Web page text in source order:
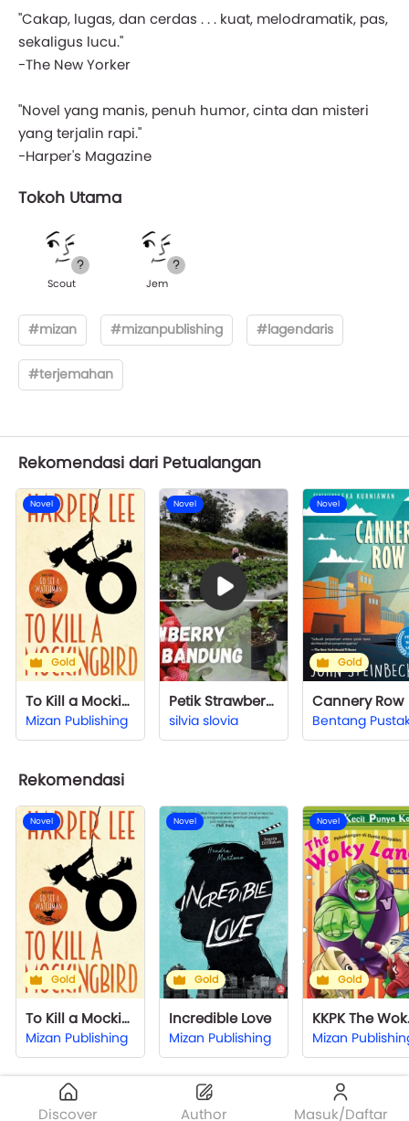
Discover Author Masuk/Daftar
"Cakap, lugas, dan cerdas . . . kuat, melodramatik, pas,
sekaligus lucu."
-The New Yorker
"Novel yang manis, penuh humor, cinta dan misteri
yang terjalin rapi."
-Harper's Magazine
Tokoh Utama
Scout Jem
#mizan #mizanpublishing #lagendaris
#terjemahan
Rekomendasi dari Petualangan
Novel
Gold
To Kill a Mockingbird
Mizan Publishing
Novel
Petik Strawberry Di Lembang Bandung
silvia slovia
Novel
Gold
Cannery Row
Bentang
Rekomendasi
Novel
Gold
To Kill a Mockingbird
Mizan Publishing
Novel
Gold
Incredible Love
Mizan Publishing
Novel
Gold
Mizan